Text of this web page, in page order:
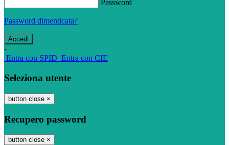
Password
Password dimenticata?
-
Entra con SPID Entra con CIE
Seleziona utente
button close ×
Recupero password
button close ×